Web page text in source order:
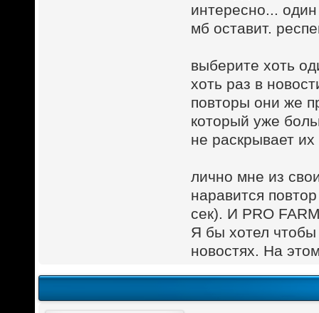
интересно...
мб оставит.
выберите хоть
хоть раз в
повторы они же
который уже
не раскрывает
лично мне из
наравится
сек). И PRO
Я бы хотел чтобы
новостях. На